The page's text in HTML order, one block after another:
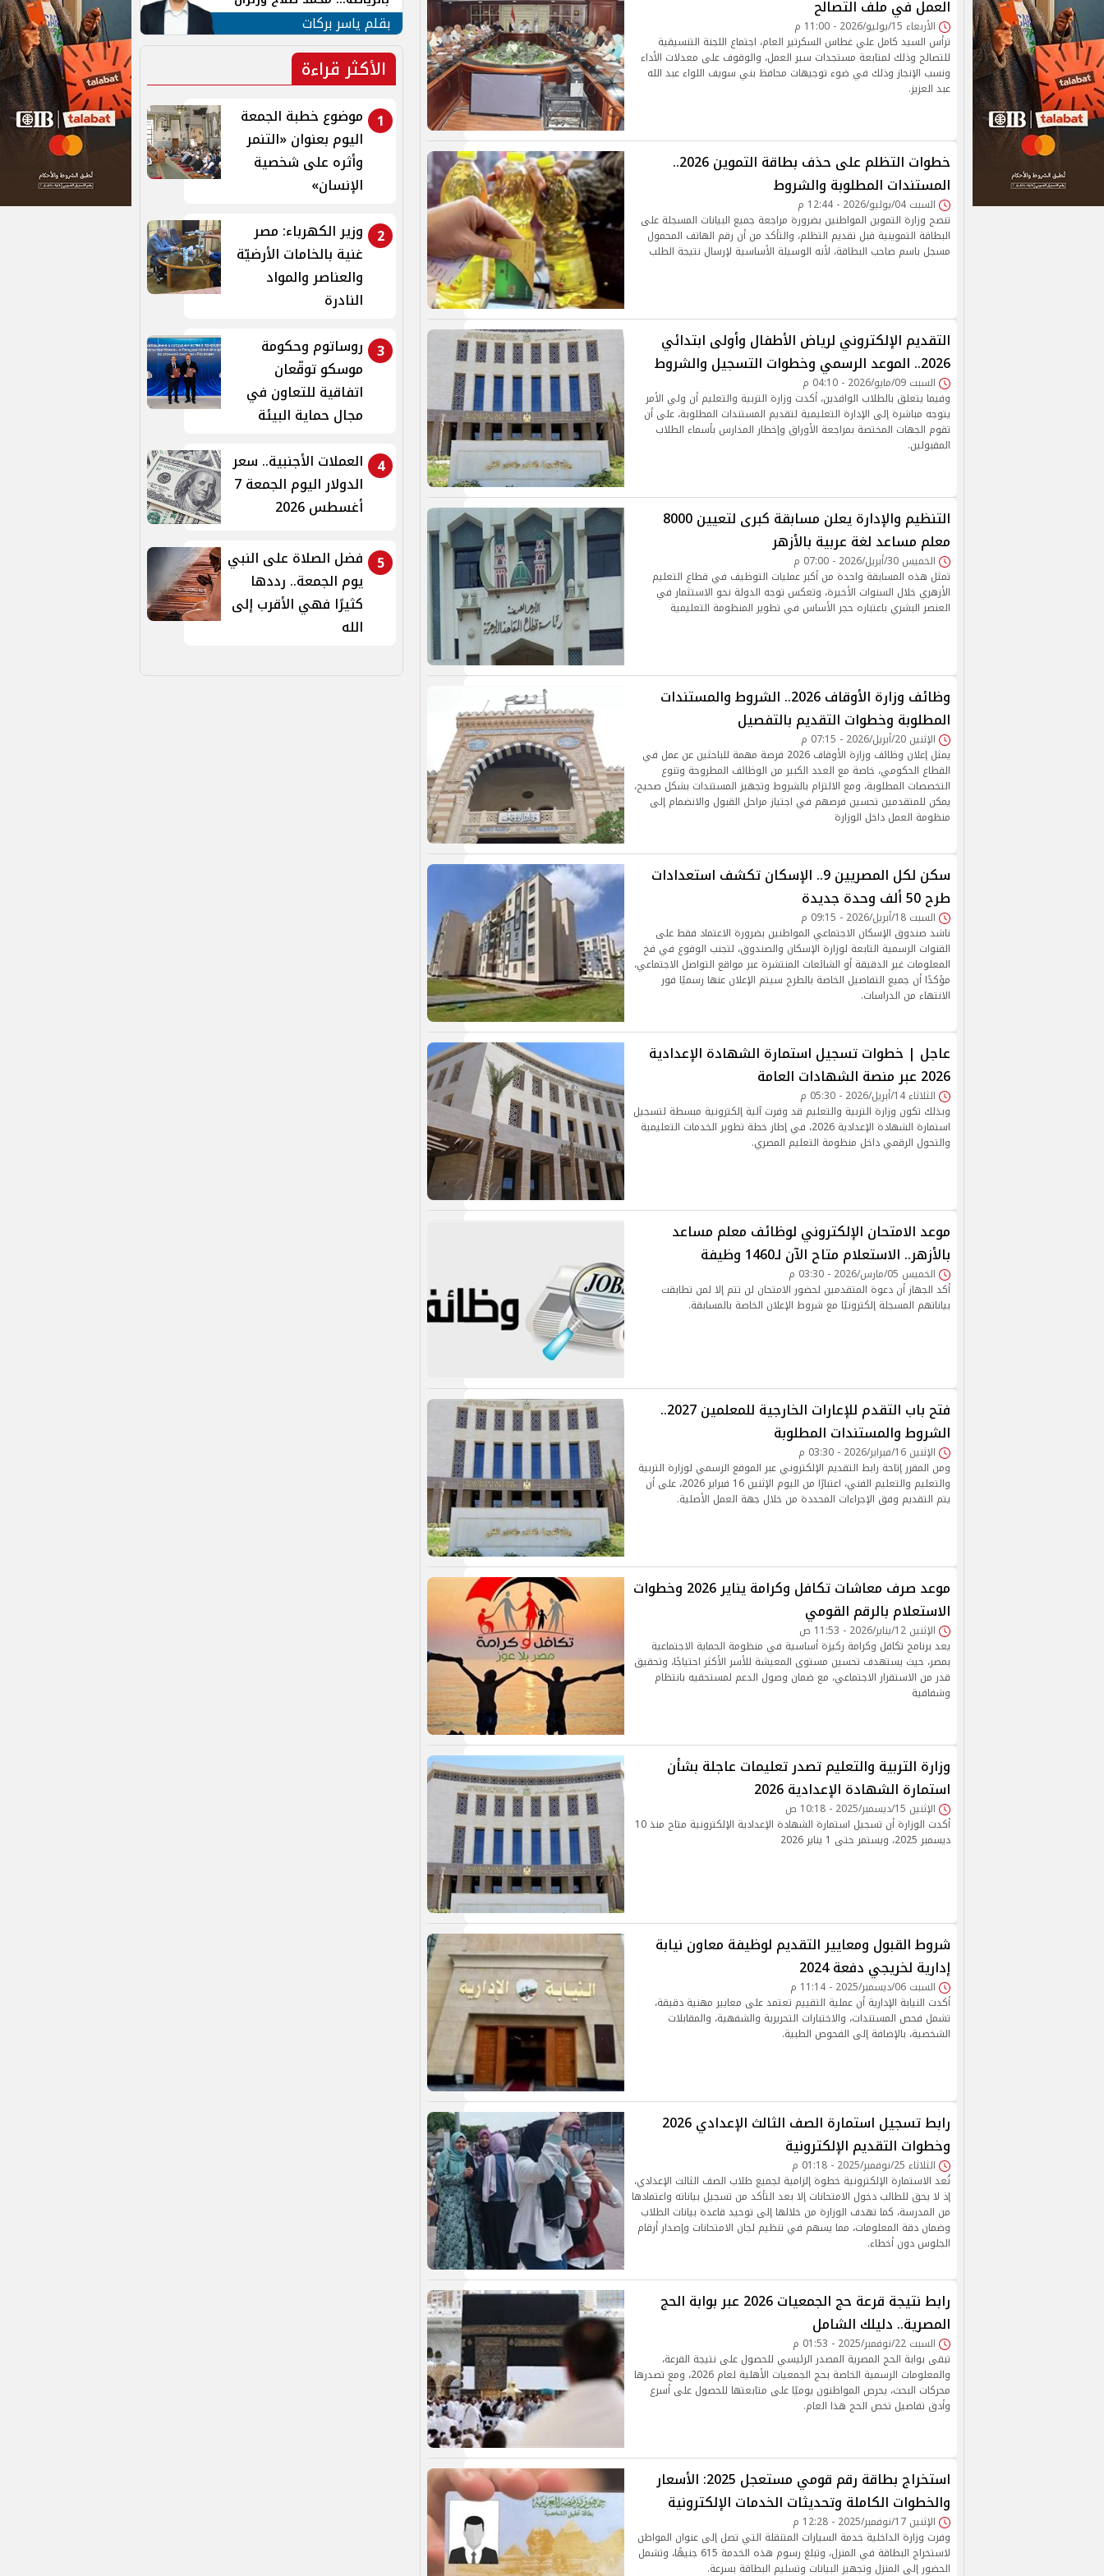
العمل في ملف التصالح
الأربعاء 15/يوليو/2026 - 11:00 م
ترأس السيد كامل علي غطاس السكرتير العام، اجتماع اللجنة التنسيقية
للتصالح وذلك لمتابعة مستجدات سير العمل، والوقوف على معدلات الأداء
ونسب الإنجاز وذلك في ضوء توجيهات محافظ بني سويف اللواء عبد الله
عبد العزيز.
خطوات التظلم على حذف بطاقة التموين 2026..
المستندات المطلوبة والشروط
السبت 04/يوليو/2026 - 12:44 م
تنصح وزارة التموين المواطنين بضرورة مراجعة جميع البيانات المسجلة على
البطاقة التموينية قبل تقديم التظلم، والتأكد من أن رقم الهاتف المحمول
مسجل باسم صاحب البطاقة، لأنه الوسيلة الأساسية لإرسال نتيجة الطلب
التقديم الإلكتروني لرياض الأطفال وأولى ابتدائي
2026.. الموعد الرسمي وخطوات التسجيل والشروط
السبت 09/مايو/2026 - 04:10 م
وفيما يتعلق بالطلاب الوافدين، أكدت وزارة التربية والتعليم أن ولي الأمر
يتوجه مباشرة إلى الإدارة التعليمية لتقديم المستندات المطلوبة، على أن
تقوم الجهات المختصة بمراجعة الأوراق وإخطار المدارس بأسماء الطلاب
المقبولين.
التنظيم والإدارة يعلن مسابقة كبرى لتعيين 8000
معلم مساعد لغة عربية بالأزهر
الخميس 30/أبريل/2026 - 07:00 م
تمثل هذه المسابقة واحدة من أكبر عمليات التوظيف في قطاع التعليم
الأزهري خلال السنوات الأخيرة، وتعكس توجه الدولة نحو الاستثمار في
العنصر البشري باعتباره حجر الأساس في تطوير المنظومة التعليمية
وظائف وزارة الأوقاف 2026.. الشروط والمستندات
المطلوبة وخطوات التقديم بالتفصيل
الإثنين 20/أبريل/2026 - 07:15 م
يمثل إعلان وظائف وزارة الأوقاف 2026 فرصة مهمة للباحثين عن عمل في
القطاع الحكومي، خاصة مع العدد الكبير من الوظائف المطروحة وتنوع
التخصصات المطلوبة، ومع الالتزام بالشروط وتجهيز المستندات بشكل صحيح،
يمكن للمتقدمين تحسين فرصهم في اجتياز مراحل القبول والانضمام إلى
منظومة العمل داخل الوزارة
سكن لكل المصريين 9.. الإسكان تكشف استعدادات
طرح 50 ألف وحدة جديدة
السبت 18/أبريل/2026 - 09:15 م
ناشد صندوق الإسكان الاجتماعي المواطنين بضرورة الاعتماد فقط على
القنوات الرسمية التابعة لوزارة الإسكان والصندوق، لتجنب الوقوع في فخ
المعلومات غير الدقيقة أو الشائعات المنتشرة عبر مواقع التواصل الاجتماعي،
مؤكدًا أن جميع التفاصيل الخاصة بالطرح سيتم الإعلان عنها رسميًا فور
الانتهاء من الدراسات.
عاجل | خطوات تسجيل استمارة الشهادة الإعدادية
2026 عبر منصة الشهادات العامة
الثلاثاء 14/أبريل/2026 - 05:30 م
وبذلك تكون وزارة التربية والتعليم قد وفرت آلية إلكترونية مبسطة لتسجيل
استمارة الشهادة الإعدادية 2026، في إطار خطة تطوير الخدمات التعليمية
والتحول الرقمي داخل منظومة التعليم المصري.
موعد الامتحان الإلكتروني لوظائف معلم مساعد
بالأزهر.. الاستعلام متاح الآن لـ1460 وظيفة
الخميس 05/مارس/2026 - 03:30 م
أكد الجهاز أن دعوة المتقدمين لحضور الامتحان لن تتم إلا لمن تطابقت
بياناتهم المسجلة إلكترونيًا مع شروط الإعلان الخاصة بالمسابقة.
فتح باب التقدم للإعارات الخارجية للمعلمين 2027..
الشروط والمستندات المطلوبة
الإثنين 16/فبراير/2026 - 03:30 م
ومن المقرر إتاحة رابط التقديم الإلكتروني عبر الموقع الرسمي لوزارة التربية
والتعليم والتعليم الفني، اعتبارًا من اليوم الإثنين 16 فبراير 2026، على أن
يتم التقديم وفق الإجراءات المحددة من خلال جهة العمل الأصلية.
موعد صرف معاشات تكافل وكرامة يناير 2026 وخطوات
الاستعلام بالرقم القومي
الإثنين 12/يناير/2026 - 11:53 ص
يعد برنامج تكافل وكرامة ركيزة أساسية في منظومة الحماية الاجتماعية
بمصر، حيث يستهدف تحسين مستوى المعيشة للأسر الأكثر احتياجًا، وتحقيق
قدر من الاستقرار الاجتماعي، مع ضمان وصول الدعم لمستحقيه بانتظام
وشفافية
وزارة التربية والتعليم تصدر تعليمات عاجلة بشأن
استمارة الشهادة الإعدادية 2026
الإثنين 15/ديسمبر/2025 - 10:18 ص
أكدت الوزارة أن تسجيل استمارة الشهادة الإعدادية الإلكترونية متاح منذ 10
ديسمبر 2025، ويستمر حتى 1 يناير 2026
شروط القبول ومعايير التقديم لوظيفة معاون نيابة
إدارية لخريجي دفعة 2024
السبت 06/ديسمبر/2025 - 11:14 م
أكدت النيابة الإدارية أن عملية التقييم تعتمد على معايير مهنية دقيقة،
تشمل فحص المستندات، والاختبارات التحريرية والشفهية، والمقابلات
الشخصية، بالإضافة إلى الفحوص الطبية.
رابط تسجيل استمارة الصف الثالث الإعدادي 2026
وخطوات التقديم الإلكترونية
الثلاثاء 25/نوفمبر/2025 - 01:18 م
تُعد الاستمارة الإلكترونية خطوة إلزامية لجميع طلاب الصف الثالث الإعدادي،
إذ لا يحق للطالب دخول الامتحانات إلا بعد التأكد من تسجيل بياناته واعتمادها
من المدرسة، كما تهدف الوزارة من خلالها إلى توحيد قاعدة بيانات الطلاب
وضمان دقة المعلومات، مما يسهم في تنظيم لجان الامتحانات وإصدار أرقام
الجلوس دون أخطاء.
رابط نتيجة قرعة حج الجمعيات 2026 عبر بوابة الحج
المصرية.. دليلك الشامل
السبت 22/نوفمبر/2025 - 01:53 م
تبقى بوابة الحج المصرية المصدر الرئيسي للحصول على نتيجة القرعة،
والمعلومات الرسمية الخاصة بحج الجمعيات الأهلية لعام 2026، ومع تصدرها
محركات البحث، يحرص المواطنون يوميًا على متابعتها للحصول على أسرع
وأدق تفاصيل تخص الحج هذا العام.
استخراج بطاقة رقم قومي مستعجل 2025: الأسعار
والخطوات الكاملة وتحديثات الخدمات الإلكترونية
الإثنين 17/نوفمبر/2025 - 12:28 م
وفرت وزارة الداخلية خدمة السيارات المتنقلة التي تصل إلى عنوان المواطن
لاستخراج البطاقة في المنزل، وتبلغ رسوم هذه الخدمة 615 جنيهًا، وتشمل
الحضور إلى المنزل وتجهيز البيانات وتسليم البطاقة بسرعة.
الهوية في الشارع التركي
بقلم ياسر بركات
الأكثر قراءة
1
موضوع خطبة الجمعة
اليوم بعنوان «التنمر
وأثره على شخصية
الإنسان»
2
وزير الكهرباء: مصر
غنية بالخامات الأرضيّة
والعناصر والمواد
النادرة
3 روساتوم وحكومة
موسكو توقّعان
اتفاقية للتعاون في
مجال حماية البيئة
4
العملات الأجنبية.. سعر
الدولار اليوم الجمعة 7
أغسطس 2026
5
فضل الصلاة على النبي
يوم الجمعة.. رددها
كثيرًا فهي الأقرب إلى
الله